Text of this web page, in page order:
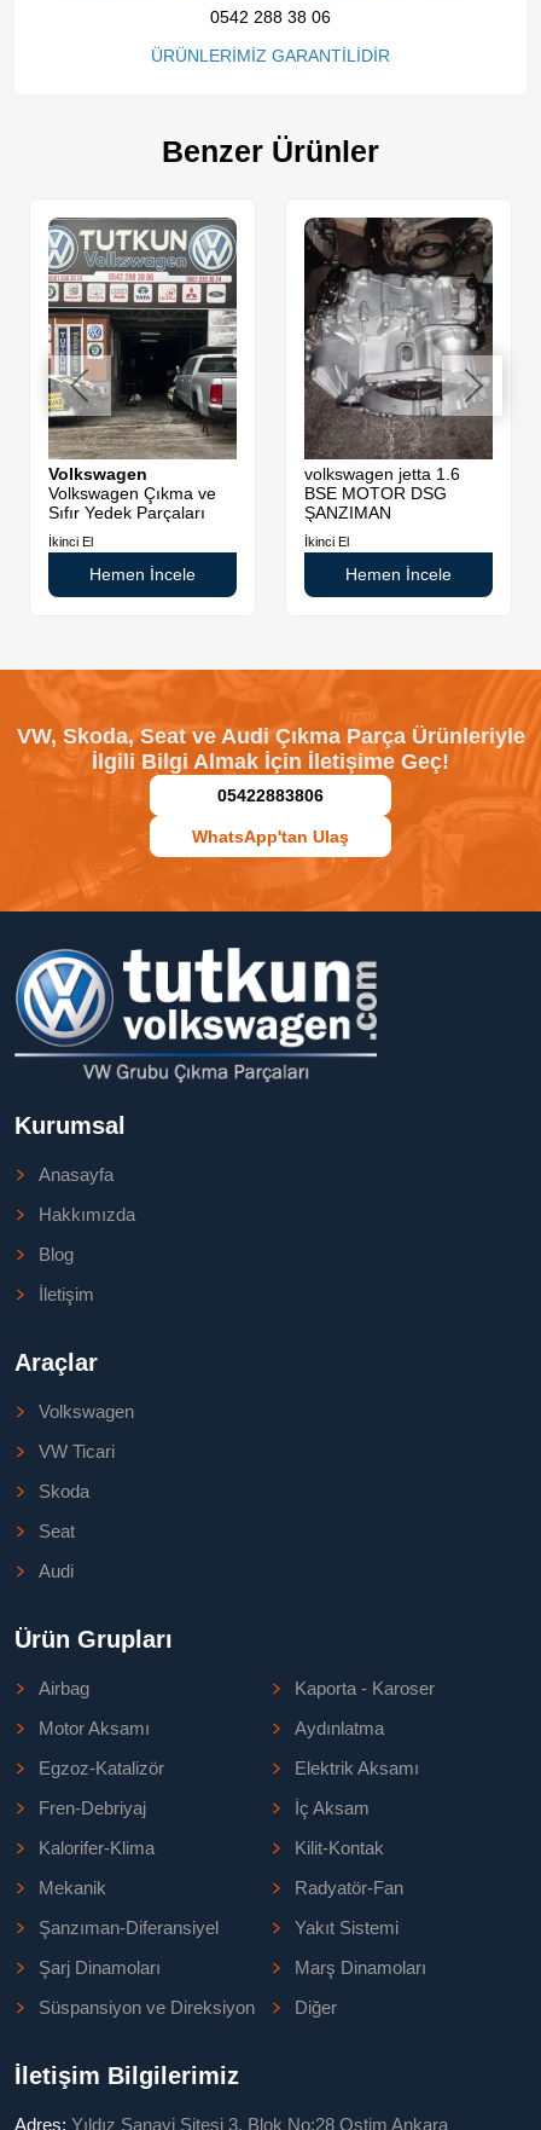
0542 288 38 06
ÜRÜNLERİMİZ GARANTİLİDİR
Benzer Ürünler
Volkswagen
Volkswagen Çıkma ve
Sıfır Yedek Parçaları
İkinci El
Hemen İncele
volkswagen jetta 1.6
BSE MOTOR DSG
ŞANZIMAN
İkinci El
Hemen İncele
VW, Skoda, Seat ve Audi Çıkma Parça Ürünleriyle
İlgili Bilgi Almak İçin İletişime Geç!
05422883806
WhatsApp'tan Ulaş
Kurumsal
Anasayfa
Hakkımızda
Blog
İletişim
Araçlar
Volkswagen
VW Ticari
Skoda
Seat
Audi
Ürün Grupları
Airbag
Kaporta - Karoser
Motor Aksamı
Aydınlatma
Egzoz-Katalizör
Elektrik Aksamı
Fren-Debriyaj
İç Aksam
Kalorifer-Klima
Kilit-Kontak
Mekanik
Radyatör-Fan
Şanzıman-Diferansiyel
Yakıt Sistemi
Şarj Dinamoları
Marş Dinamoları
Süspansiyon ve Direksiyon
Diğer
İletişim Bilgilerimiz
Adres: Yıldız Sanayi Sitesi 3. Blok No:28 Ostim Ankara